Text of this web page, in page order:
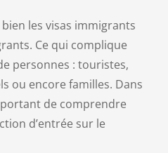
les visas immigrants
Ce qui complique
personnes : touristes,
ou encore familles. Dans
de comprendre
d’entrée sur le